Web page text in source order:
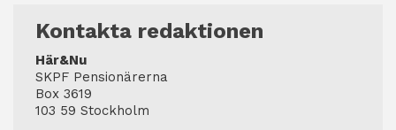
Kontakta redaktionen
Här&Nu
SKPF Pensionärerna
Box 3619
103 59 Stockholm